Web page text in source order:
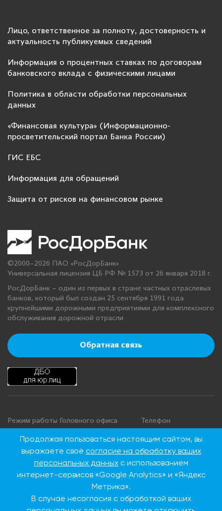
Лицо, ответственное за полноту, достоверность и
актуальность публикуемых сведений
Информация о процентных ставках по договорам
банковского вклада с физическими лицами
Политика в области обработки персональных
данных
«Финансовая культура» (Информационно-
просветительский портал Банка России)
ГИС ЕБС
Информация для обращений
Защита от рисков на финансовом рынке
©2000–2026 ПАО «РосДорБанк»
Универсальная лицензия ЦБ РФ № 1573 от 26 января 2018 г.
РосДорБанк – один из первых в стране частных отраслевых
банков, который был создан 25 сентября 1991 года
крупнейшими дорожными предприятиями для комплексного
обслуживания дорожной отрасли
Обратная связь
Режим работы Головного офиса
Понедельник - четверг: с 9:00 до
18:00
Суббота, воскресенье: выходные
Телефон
+7 495 276 00 22
8 800 100 00 22
России)
Продолжая пользоваться настоящим сайтом, вы
выражаете своё согласие на обработку ваших
персональных данныхс использованием
интернет-сервисов «Google Analytics» и «Яндекс
Метрика».
В случае несогласия с обработкой ваших